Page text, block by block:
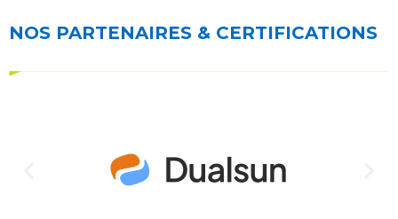
NOS PARTENAIRES & CERTIFICATIONS